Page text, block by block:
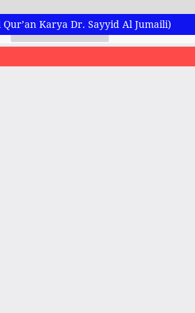
Karya Dr. Sayyid Al Jumaili)